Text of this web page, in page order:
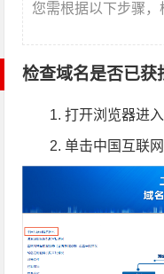
您需根据以下步骤，
检查域名是否已获
打开浏览器进入
单击中国互联网